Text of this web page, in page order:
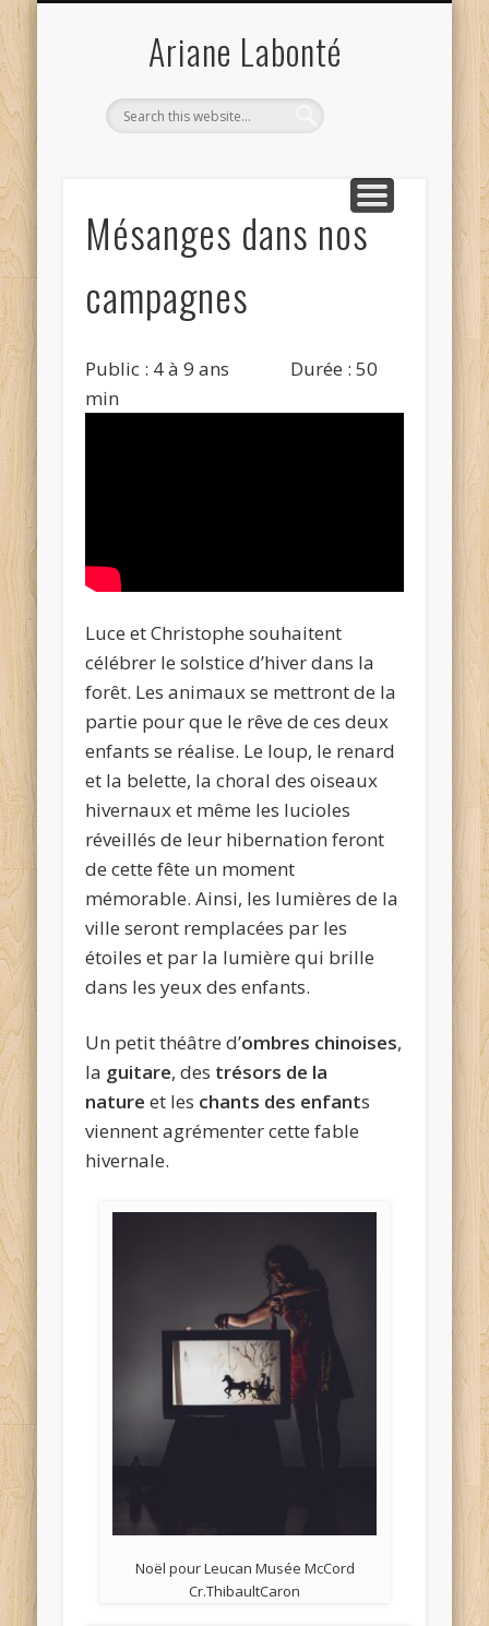
Ariane Labonté
Mésanges dans nos
campagnes
Public : 4 à 9 ans Durée : 50
min
Luce et Christophe souhaitent
célébrer le solstice d’hiver dans la
forêt. Les animaux se mettront de la
partie pour que le rêve de ces deux
enfants se réalise. Le loup, le renard
et la belette, la choral des oiseaux
hivernaux et même les lucioles
réveillés de leur hibernation feront
de cette fête un moment
mémorable. Ainsi, les lumières de la
ville seront remplacées par les
étoiles et par la lumière qui brille
dans les yeux des enfants.
Un petit théâtre d’ombres chinoises,
la guitare, des trésors de la
nature et les chants des enfants
viennent agrémenter cette fable
hivernale.
Noël pour Leucan Musée McCord
Cr.ThibaultCaron